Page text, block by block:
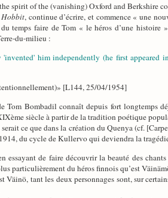
spirit of the (vanishing) Oxford and Berkshire
, continue d’écrire, et commence « une
temps faire de Tom « le héros d’une
du-milieu :
him independently (he first appeared
[L144, 25/04/1954]
Tom Bombadil connaît depuis fort longtemps
siècle à partir de la tradition poétique
ce que dans la création du Quenya (cf.
du cycle de Kullervo qui deviendra la
essayant de faire découvrir la beauté des chants
particulièrement du héros finnois qu’est
Väinö, tant les deux personnages sont, sur